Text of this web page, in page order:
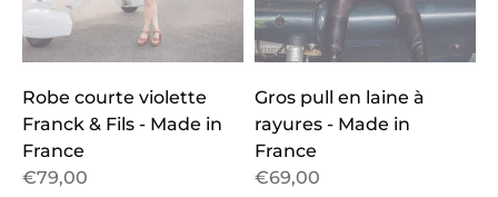
Robe courte violette
Franck & Fils - Made in
France
€79,00
Gros pull en laine à
rayures - Made in
France
€69,00